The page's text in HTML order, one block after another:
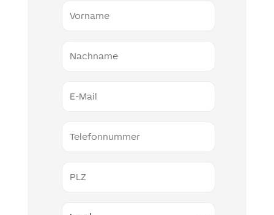
Mail